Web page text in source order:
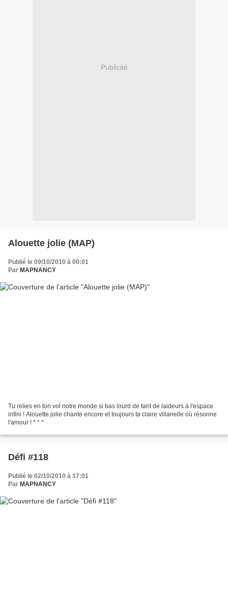
Publicité
Alouette jolie (MAP)
Publié le 09/10/2010 à 00:01
Par MAPNANCY
Tu relies en ton vol notre monde si bas lourd de tant de laideurs à l'espace
infini ! Alouette jolie chante encore et toujours ta claire villanelle où résonne
l'amour ! * * *
Défi #118
Publié le 02/10/2010 à 17:01
Par MAPNANCY